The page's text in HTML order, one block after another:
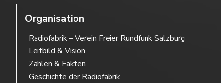
Organisation
Radiofabrik – Verein Freier Rundfunk Salzburg
Leitbild & Vision
Zahlen & Fakten
Geschichte der Radiofabrik